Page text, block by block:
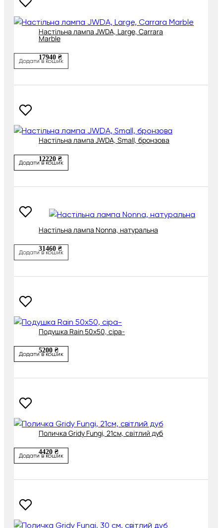
Настільна лампа JWDA, Large, Carrara
Marble
17940 ₴
Додати в кошик
Настільна лампа JWDA, Small, бронзова
12220 ₴
Додати в кошик
Настільна лампа Nonna, натуральна
31460 ₴
Додати в кошик
Подушка Rain 50х50, сіра-
5200 ₴
Додати в кошик
Поличка Gridy Fungi, 21см, світлий дуб
4420 ₴
Додати в кошик